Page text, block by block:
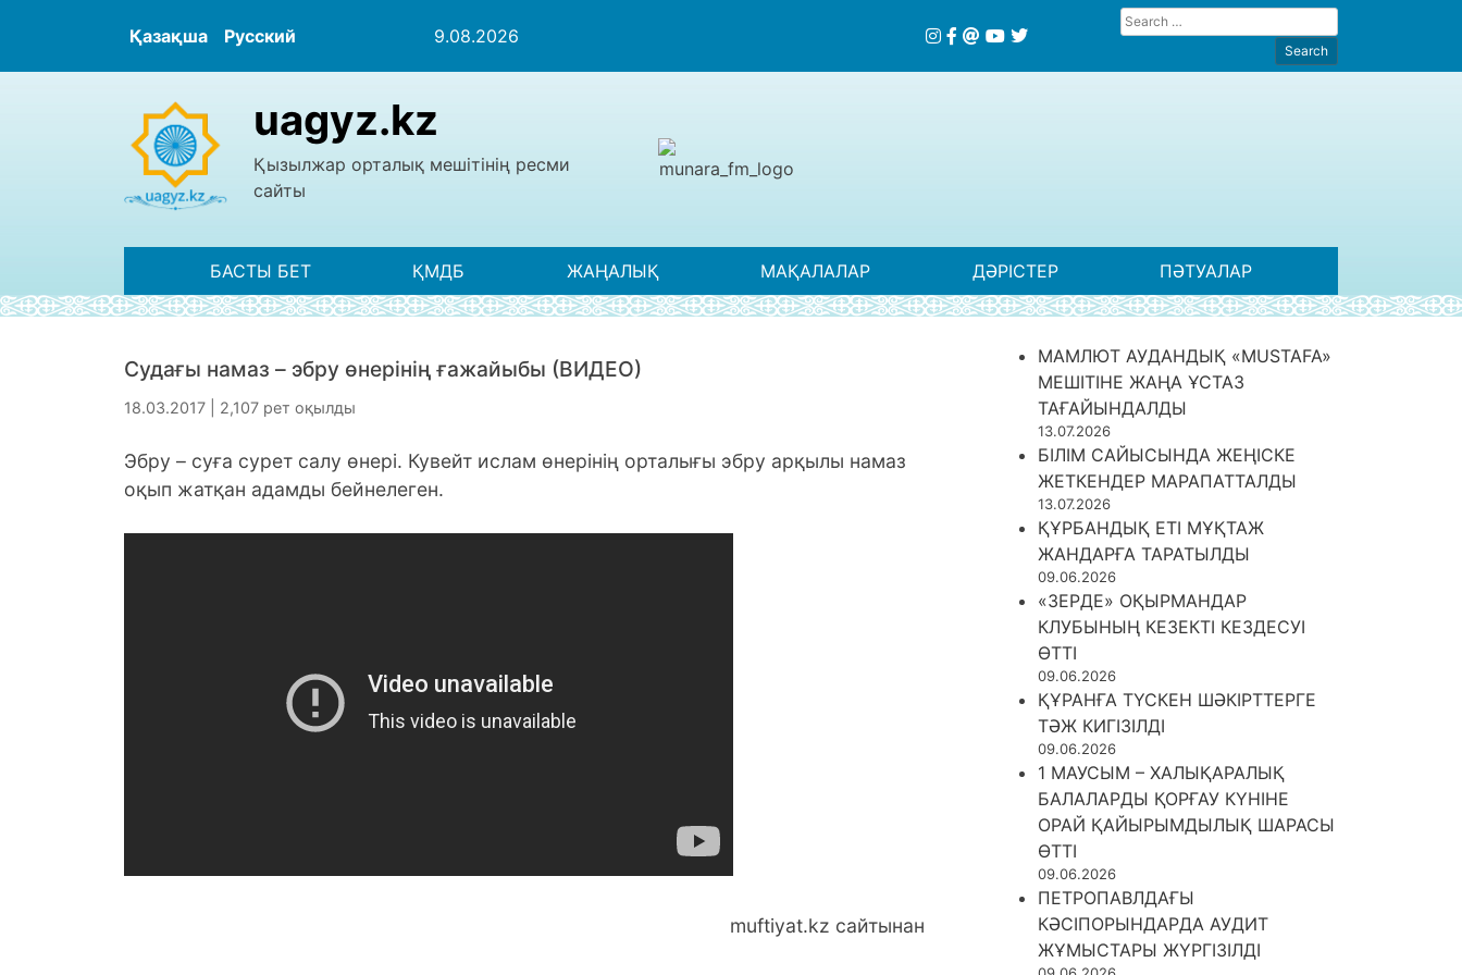
Қазақша Русский 9.08.2026
uagyz.kz
Қызылжар орталық мешітінің ресми
сайты
БАСТЫ БЕТ ҚМДБ ЖАҢАЛЫҚ МАҚАЛАЛАР ДӘРІСТЕР ПӘТУАЛАР
Судағы намаз – эбру өнерінің ғажайыбы (ВИДЕО)
18.03.2017 | 2,107 рет оқылды
Эбру – суға сурет салу өнері. Кувейт ислам өнерінің орталығы эбру арқылы намаз
оқып жатқан адамды бейнелеген.
muftiyat.kz сайтынан
МАМЛЮТ АУДАНДЫҚ «MUSTAFA»
МЕШІТІНЕ ЖАҢА ҰСТАЗ
ТАҒАЙЫНДАЛДЫ
13.07.2026
БІЛІМ САЙЫСЫНДА ЖЕҢІСКЕ
ЖЕТКЕНДЕР МАРАПАТТАЛДЫ
13.07.2026
ҚҰРБАНДЫҚ ЕТІ МҰҚТАЖ
ЖАНДАРҒА ТАРАТЫЛДЫ
09.06.2026
«ЗЕРДЕ» ОҚЫРМАНДАР
КЛУБЫНЫҢ КЕЗЕКТІ КЕЗДЕСУІ
ӨТТІ
09.06.2026
ҚҰРАНҒА ТҮСКЕН ШӘКІРТТЕРГЕ
ТӘЖ КИГІЗІЛДІ
09.06.2026
1 МАУСЫМ – ХАЛЫҚАРАЛЫҚ
БАЛАЛАРДЫ ҚОРҒАУ КҮНІНЕ
ОРАЙ ҚАЙЫРЫМДЫЛЫҚ ШАРАСЫ
ӨТТІ
09.06.2026
ПЕТРОПАВЛДАҒЫ
КӘСІПОРЫНДАРДА АУДИТ
ЖҰМЫСТАРЫ ЖҮРГІЗІЛДІ